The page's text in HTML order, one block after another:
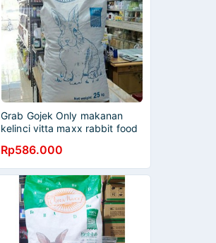
Grab Gojek Only makanan
kelinci vitta maxx rabbit food
Rp586.000